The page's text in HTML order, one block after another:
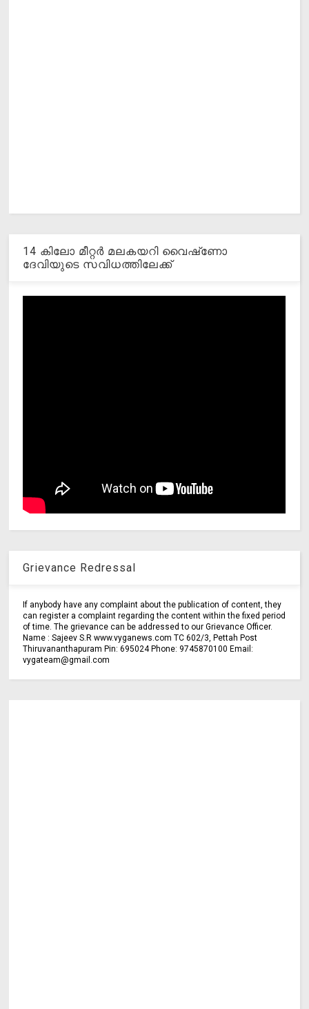
14 കിലോ മീറ്റര്‍ മലകയറി വൈഷ്‌ണോ
ദേവിയുടെ സവിധത്തിലേക്ക്
Grievance Redressal
If anybody have any complaint about the publication of content, they
can register a complaint regarding the content within the fixed period
of time. The grievance can be addressed to our Grievance Officer.
Name : Sajeev S.R www.vyganews.com TC 602/3, Pettah Post
Thiruvananthapuram Pin: 695024 Phone: 9745870100 Email:
vygateam@gmail.com